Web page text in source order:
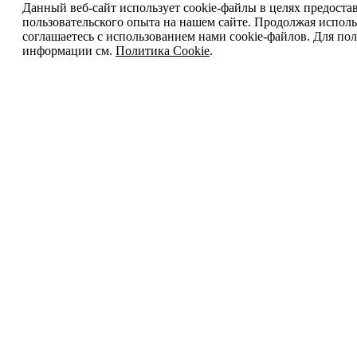
Данный веб-сайт использует cookie-файлы в целях
пользовательского опыта на нашем сайте. Продолжая
соглашаетесь с использованием нами cookie-файлов. Для
информации см. Политика Cookie.